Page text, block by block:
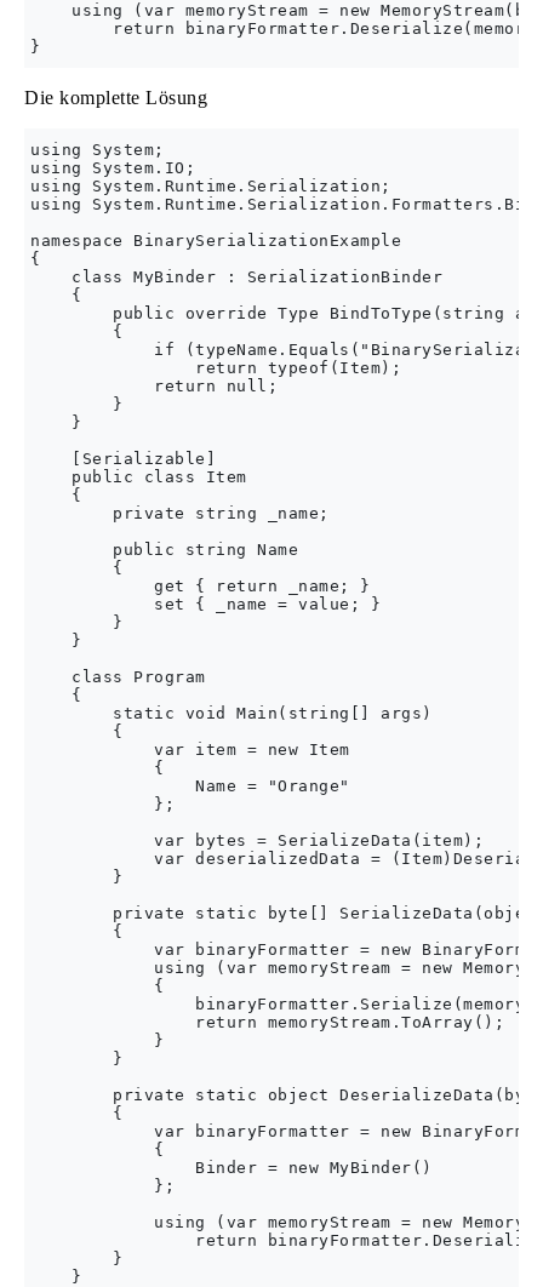
using (var memoryStream = new
return
Die komplette Lösung
using System;
using System.IO;
using System.Runtime.Serialization;
using
namespace BinarySerializationExample
{
    class MyBinder : SerializationBinder
    {
public override Type BindToType(string
        {
if
                return typeof(Item);
            return null;
        }
    }
    [Serializable]
    public class Item
    {
        private string _name;
        public string Name
        {
            get { return _name; }
            set { _name = value; }
        }
    }
    class Program
    {
        static void Main(string[] args)
        {
            var item = new Item
            {
                Name = "Orange"
            };
            var bytes = SerializeData(item);
var deserializedData =
        }
private static byte[]
        {
var binaryFormatter = new
using (var memoryStream = new
            {
                return memoryStream.ToArray();
            }
        }
private static object
        {
var binaryFormatter = new
            {
                Binder = new MyBinder()
            };
using (var memoryStream = new
return
        }
    }